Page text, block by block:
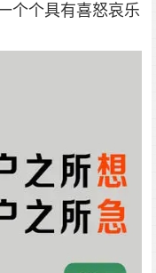
个个具有喜怒哀乐